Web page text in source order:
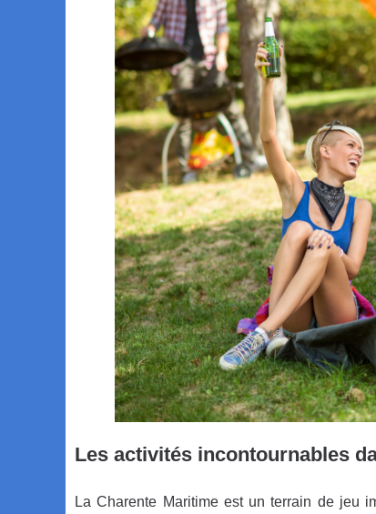
Les activités incontournables
La Charente Maritime est un terrain de jeu